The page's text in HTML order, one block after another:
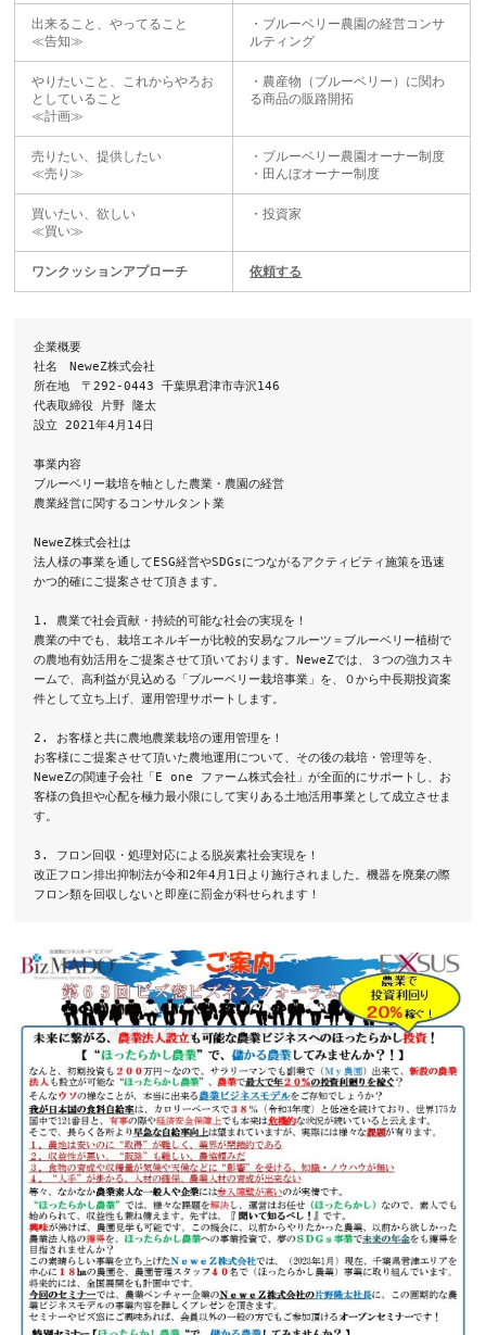
出来ること、やってること
≪告知≫
・ブルーベリー農園の経営コンサ
ルティング
やりたいこと、これからやろお
としていること
≪計画≫
・農産物（ブルーベリー）に関わ
る商品の販路開拓
売りたい、提供したい
≪売り≫
・ブルーベリー農園オーナー制度
・田んぼオーナー制度
買いたい、欲しい
≪買い≫
・投資家
ワンクッションアプローチ 依頼する
企業概要
社名　NeweZ株式会社
所在地　〒292-0443 千葉県君津市寺沢146
代表取締役 片野 隆太
設立 2021年4月14日
事業内容
ブルーベリー栽培を軸とした農業・農園の経営
農業経営に関するコンサルタント業
NeweZ株式会社は
法人様の事業を通してESG経営やSDGsにつながるアクティビティ施策を迅速
かつ的確にご提案させて頂きます。
1. 農業で社会貢献・持続的可能な社会の実現を！
農業の中でも、栽培エネルギーが比較的安易なフルーツ＝ブルーベリー植樹で
の農地有効活用をご提案させて頂いております。NeweZでは、３つの強力スキ
ームで、高利益が見込める「ブルーベリー栽培事業」を、０から中長期投資案
件として立ち上げ、運用管理サポートします。
2. お客様と共に農地農業栽培の運用管理を！
お客様にご提案させて頂いた農地運用について、その後の栽培・管理等を、
NeweZの関連子会社「E one ファーム株式会社」が全面的にサポートし、お
客様の負担や心配を極力最小限にして実りある土地活用事業として成立させま
す。
3. フロン回収・処理対応による脱炭素社会実現を！
改正フロン排出抑制法が令和2年4月1日より施行されました。機器を廃棄の際